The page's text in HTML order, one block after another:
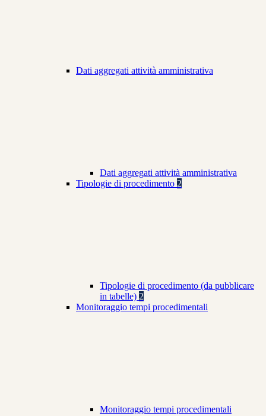
Dati aggregati attività amministrativa
Dati aggregati attività amministrativa
Tipologie di procedimento 2
Tipologie di procedimento (da pubblicare
in tabelle) 2
Monitoraggio tempi procedimentali
Monitoraggio tempi procedimentali